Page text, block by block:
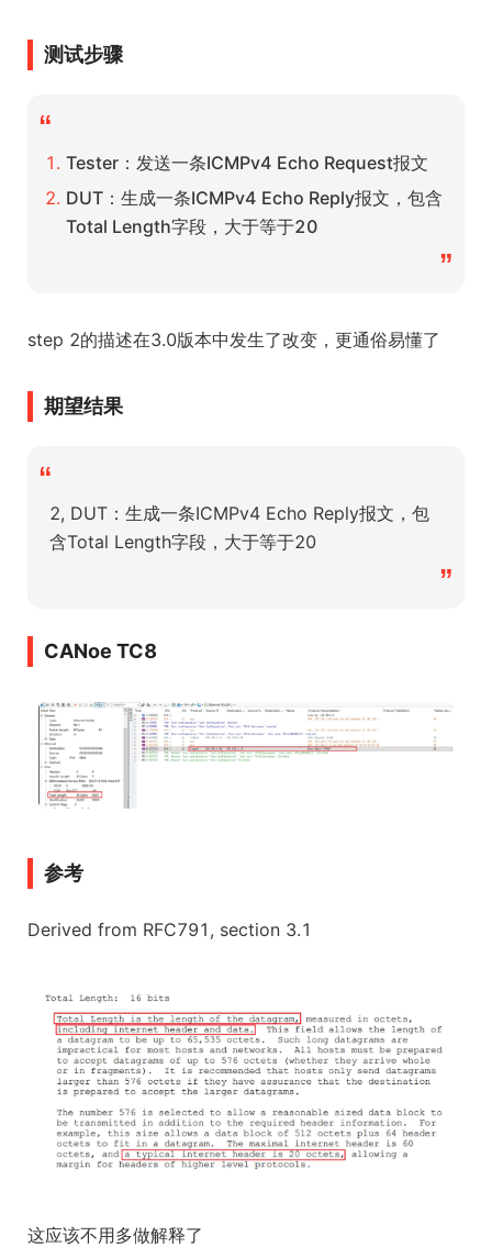
测试步骤
“
Tester：发送一条ICMPv4 Echo Request报文
DUT：生成一条ICMPv4 Echo Reply报文，包含
Total Length字段，大于等于20
”
step 2的描述在3.0版本中发生了改变，更通俗易懂了
期望结果
“
2, DUT：生成一条ICMPv4 Echo Reply报文，包
含Total Length字段，大于等于20
”
CANoe TC8
参考
Derived from RFC791, section 3.1
这应该不用多做解释了